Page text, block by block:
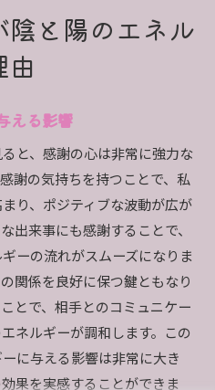
と陽のエネル
由
える影響
と、感謝の心は非常に強力な
謝の気持ちを持つことで、私
り、ポジティブな波動が広が
出来事にも感謝することで、
ーの流れがスムーズになりま
関係を良好に保つ鍵ともなり
とで、相手とのコミュニケー
ネルギーが調和します。この
に与える影響は非常に大き
果を実感することができま